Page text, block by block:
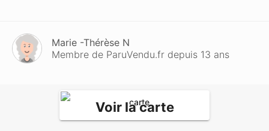
Marie -Thérèse N
Membre de ParuVendu.fr depuis 13 ans
Voir la carte